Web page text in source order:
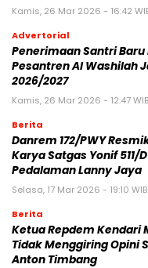
Kamis, 26 Mar 2026 - 16:42
Advertorial
Penerimaan Santri Baru
Pesantren Al Washilah
2026/2027
Kamis, 26 Mar 2026 - 12:47 WIB
Berita
Danrem 172/PWY
Karya Satgas Yonif 511/
Pedalaman Lanny Jaya
Selasa, 17 Mar 2026 - 19:10 WIB
Berita
Ketua Repdem Kendari
Tidak Menggiring Opini
Anton Timbang